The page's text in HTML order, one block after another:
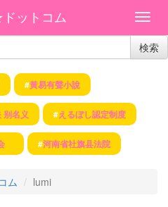
ットコム
検索
#黃易有聲小說
别名义 #えるぼし認定制度
#河南省社旗县法院
ム lumi